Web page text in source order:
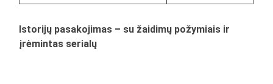
Istorijų pasakojimas – su žaidimų požymiais ir
įrėmintas serialų